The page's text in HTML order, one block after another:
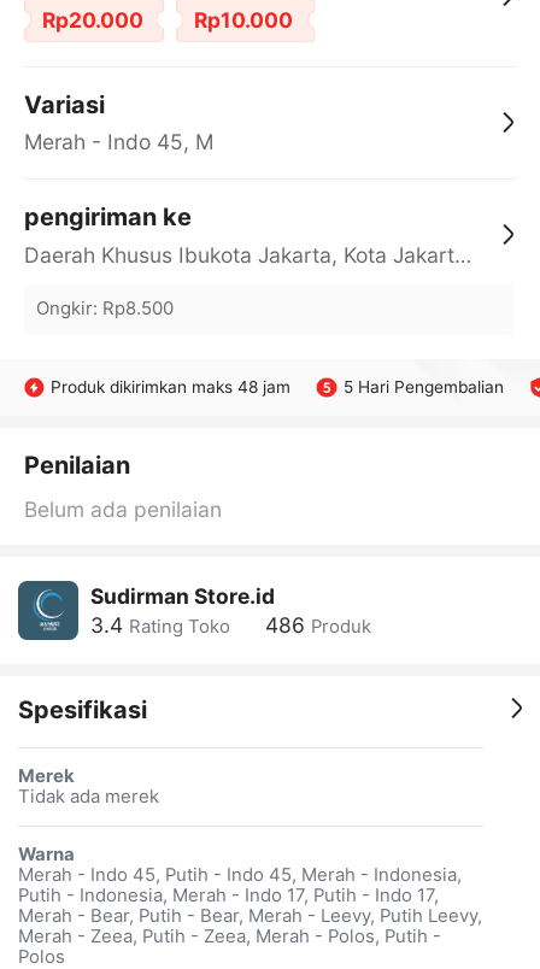
Rp20.000 Rp10.000
Variasi
Merah - Indo 45, M
pengiriman ke
Daerah Khusus Ibukota Jakarta, Kota Jakarta Barat, Cengkareng, yy
Ongkir: Rp8.500
Produk dikirimkan maks 48 jam 5 Hari Pengembalian
Penilaian
Belum ada penilaian
Sudirman Store.id
3.4 Rating Toko 486 Produk
Spesifikasi
Merek
Tidak ada merek
Warna
Merah - Indo 45, Putih - Indo 45, Merah - Indonesia,
Putih - Indonesia, Merah - Indo 17, Putih - Indo 17,
Merah - Bear, Putih - Bear, Merah - Leevy, Putih Leevy,
Merah - Zeea, Putih - Zeea, Merah - Polos, Putih -
Polos